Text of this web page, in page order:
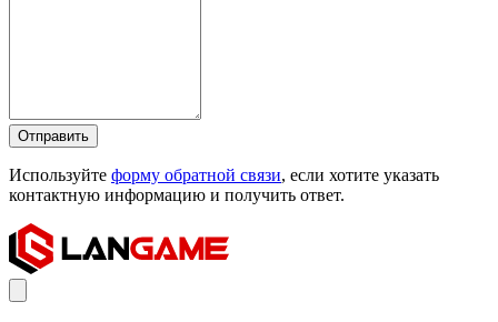
Отправить
Используйте форму обратной связи, если хотите указать
контактную информацию и получить ответ.